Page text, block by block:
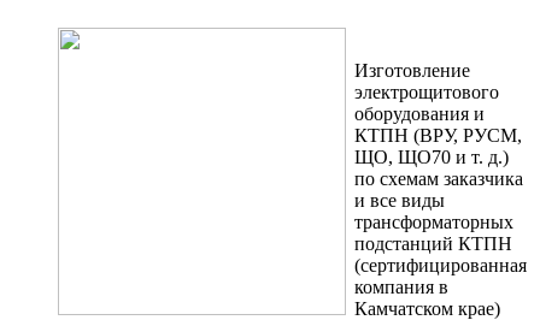
Изготовление
электрощитового
оборудования и
КТПН (ВРУ, РУСМ,
ЩО, ЩО70 и т. д.)
по схемам заказчика
и все виды
трансформаторных
подстанций КТПН
(сертифицированная
компания в
Камчатском крае)